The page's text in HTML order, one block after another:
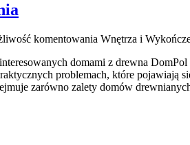
komentowania Wnętrza i
domami z drewna
problemach, które pojawiają
zarówno zalety domów